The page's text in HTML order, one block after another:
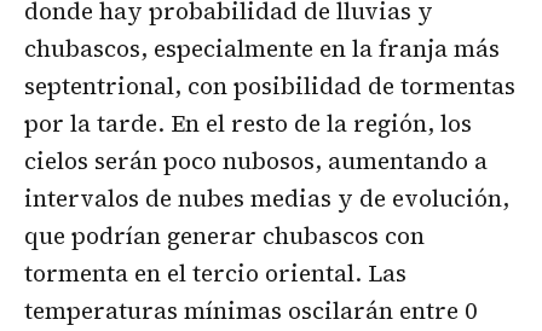
donde hay probabilidad de lluvias y
chubascos, especialmente en la franja más
septentrional, con posibilidad de tormentas
por la tarde. En el resto de la región, los
cielos serán poco nubosos, aumentando a
intervalos de nubes medias y de evolución,
que podrían generar chubascos con
tormenta en el tercio oriental. Las
temperaturas mínimas oscilarán entre 0